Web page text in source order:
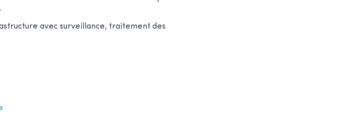
avec surveillance, traitement des